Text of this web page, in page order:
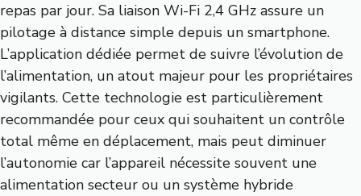
repas par jour. Sa liaison Wi-Fi 2,4 GHz assure un
pilotage à distance simple depuis un smartphone.
L’application dédiée permet de suivre l’évolution de
l’alimentation, un atout majeur pour les propriétaires
vigilants. Cette technologie est particulièrement
recommandée pour ceux qui souhaitent un contrôle
total même en déplacement, mais peut diminuer
l’autonomie car l’appareil nécessite souvent une
alimentation secteur ou un système hybride